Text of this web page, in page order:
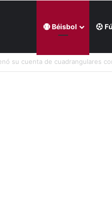
Béisbol
un gol clave para el